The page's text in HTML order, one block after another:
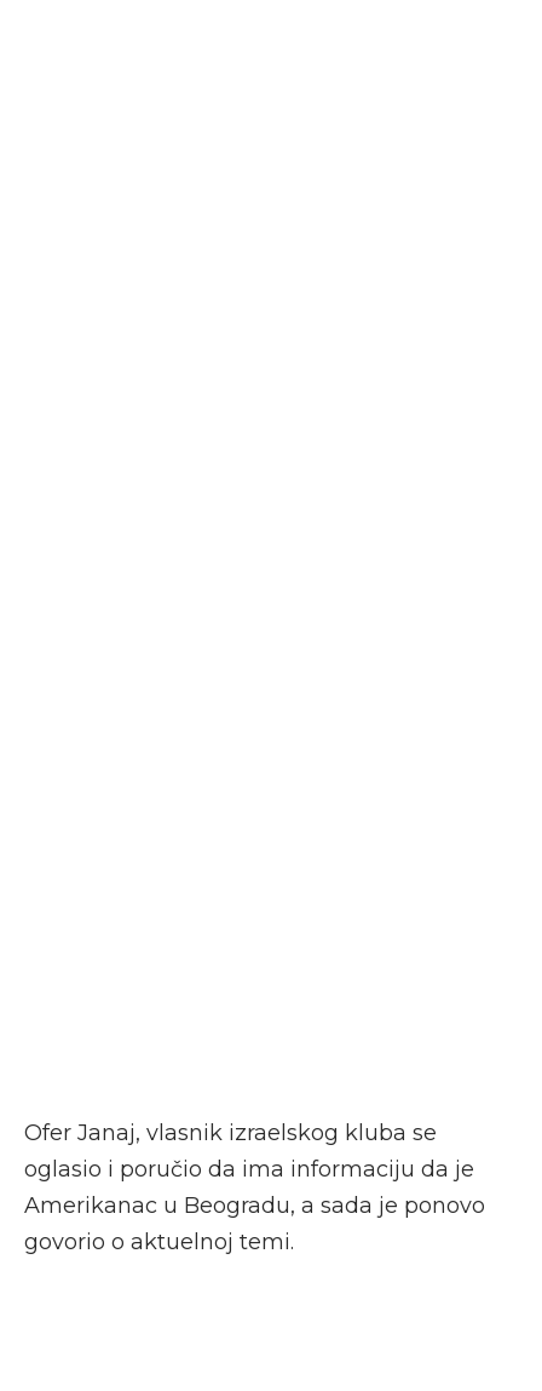
Ofer Janaj, vlasnik izraelskog kluba se
oglasio i poručio da ima informaciju da je
Amerikanac u Beogradu, a sada je ponovo
govorio o aktuelnoj temi.